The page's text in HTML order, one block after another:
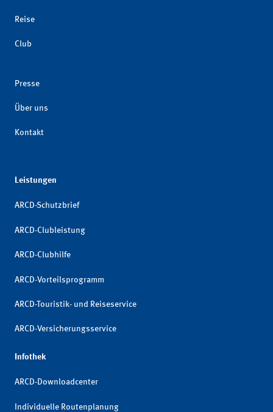
Reise
Club
Presse
Über uns
Kontakt
Leistungen
ARCD-Schutzbrief
ARCD-Clubleistung
ARCD-Clubhilfe
ARCD-Vorteilsprogramm
ARCD-Touristik- und Reiseservice
ARCD-Versicherungsservice
Infothek
ARCD-Downloadcenter
Individuelle Routenplanung